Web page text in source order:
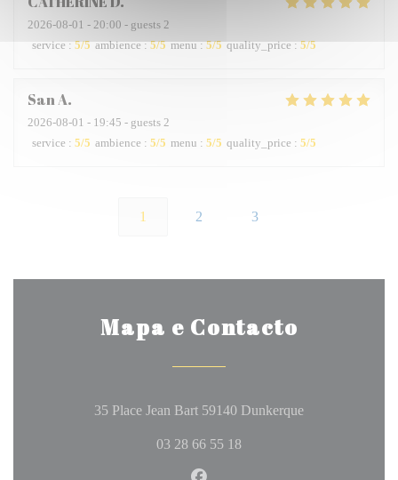
2026-08-01 - 20:00 - guests 2
service : 5/5 ambience: 5/5 menu: 5/5 quality_price: 5/5
SanA
2026-08-01 - 19:45 - guests 2
service : 5/5 ambience : 5/5 menu : 5/5 quality_price : 5/5
1 2 3
Mapa e Contacto
35 Place Jean Bart 59140 Dunkerque((abre numa
03 28 66 55 18